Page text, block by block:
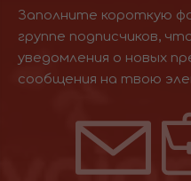
Заполните короткую
группе подписчиков,
уведомления о новых
сообщения на твою